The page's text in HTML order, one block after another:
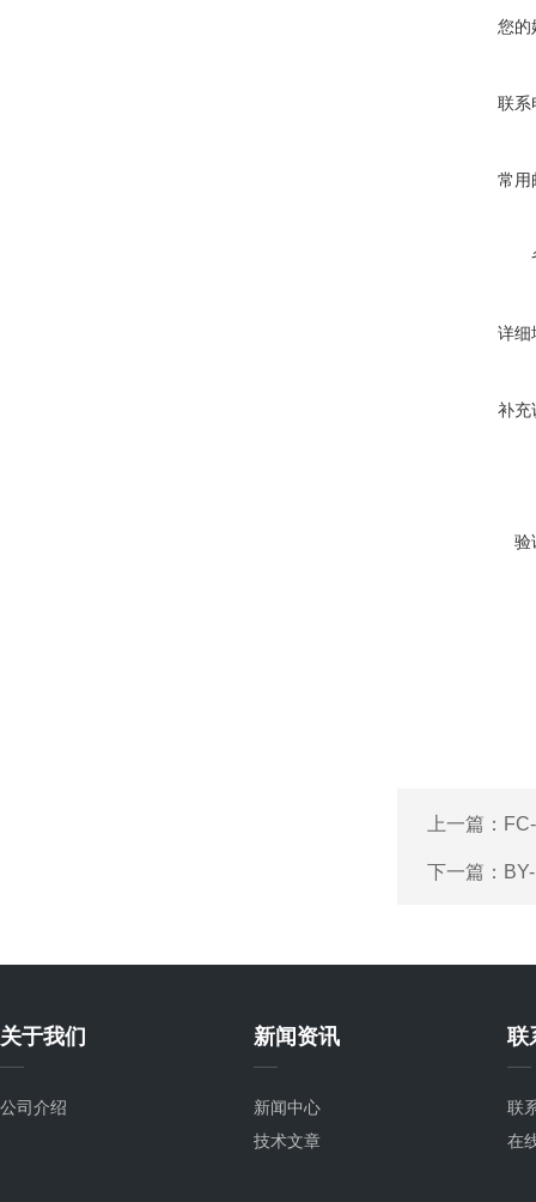
您的
联系
常用
详细
补充
验
上一篇：
下一篇：
关于我们
公司介绍
新闻资讯
新闻中心
技术文章
联
联
在